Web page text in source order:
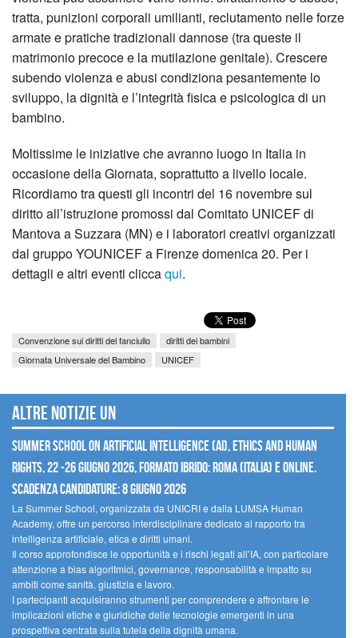
tratta, punizioni corporali umilianti, reclutamento nelle forze
armate e pratiche tradizionali dannose (tra queste il
matrimonio precoce e la mutilazione genitale). Crescere
subendo violenza e abusi condiziona pesantemente lo
sviluppo, la dignità e l’integrità fisica e psicologica di un
bambino.
Moltissime le iniziative che avranno luogo in Italia in
occasione della Giornata, soprattutto a livello locale.
Ricordiamo tra questi gli incontri del 16 novembre sul
diritto all’istruzione promossi dal Comitato UNICEF di
Mantova a Suzzara (MN) e i laboratori creativi organizzati
dal gruppo YOUNICEF a Firenze domenica 20. Per i
dettagli e altri eventi cliccaqui.
Convenzione sui diritti del fanciullo
diritti dei bambini
Giornata Universale del Bambino
UNICEF
Altre notizie UN
Summer School on Artificial Intelligence (AI), Ethics and Human
Rights, 22 -26 giugno 2026, Formato Ibrido: Roma (Italia) e online.
Scadenza candidature: 8 giugno 2026
La Summer School, organizzata da UNICRI e dalla LUMSA Human
Academy, offre un percorso interdisciplinare dedicato al rapporto tra
intelligenza artificiale, etica e diritti umani.
Il corso approfondisce le opportunità e i rischi legati all’IA, con particolare
attenzione a bias algoritmici, governance, responsabilità e impatto su
ambiti come sanità, giustizia e lavoro.
I partecipanti acquisiranno strumenti per comprendere e affrontare le
implicazioni etiche e giuridiche delle tecnologie emergenti in una
prospettiva centrata sulla tutela della dignità umana.